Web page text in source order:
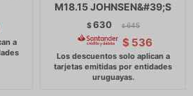
M18.15 JOHNSEN&#39;S
$630 $ 645
$ 536